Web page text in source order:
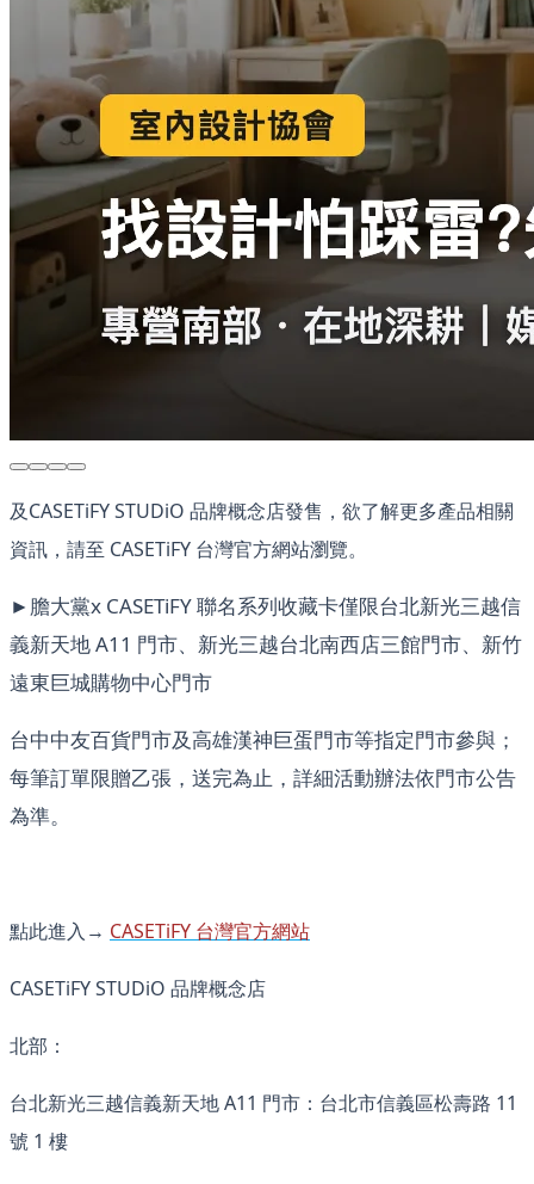
及CASETiFY STUDiO 品牌概念店發售，欲了解更多產品相關
資訊，請至 CASETiFY 台灣官方網站瀏覽。
►膽大黨x CASETiFY 聯名系列收藏卡僅限台北新光三越信
義新天地 A11 門市、新光三越台北南西店三館門市、新竹
遠東巨城購物中心門市
台中中友百貨門市及高雄漢神巨蛋門市等指定門市參與；
每筆訂單限贈乙張，送完為止，詳細活動辦法依門市公告
為準。
點此進入→ CASETiFY 台灣官方網站
CASETiFY STUDiO 品牌概念店
北部：
台北新光三越信義新天地 A11 門市：台北市信義區松壽路 11
號 1 樓